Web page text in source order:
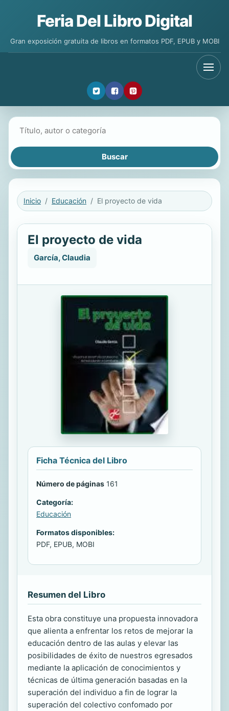
Feria Del Libro Digital
Gran exposición gratuita de libros en formatos PDF, EPUB y MOBI
Inicio Educación El proyecto de vida
El proyecto de vida
García, Claudia
Ficha Técnica del Libro
Número de páginas 161
Categoría:
Educación
Formatos disponibles:
PDF, EPUB, MOBI
Resumen del Libro
Esta obra constituye una propuesta innovadora
que alienta a enfrentar los retos de mejorar la
educación dentro de las aulas y elevar las
posibilidades de éxito de nuestros egresados
mediante la aplicación de conocimientos y
técnicas de última generación basadas en la
superación del individuo a fin de lograr la
superación del colectivo confomado por